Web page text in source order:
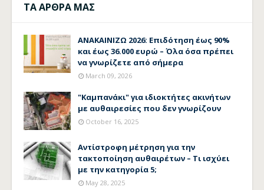
ΤΑ ΑΡΘΡΑ ΜΑΣ
ΑΝΑΚΑΙΝΙΖΩ 2026: Επιδότηση έως 90%
και έως 36.000 ευρώ – Όλα όσα πρέπει
να γνωρίζετε από σήμερα
March 09, 2026
"Καμπανάκι" για ιδιοκτήτες ακινήτων
με αυθαιρεσίες που δεν γνωρίζουν
October 16, 2025
Αντίστροφη μέτρηση για την
τακτοποίηση αυθαιρέτων – Τι ισχύει
με την κατηγορία 5;
May 28, 2025